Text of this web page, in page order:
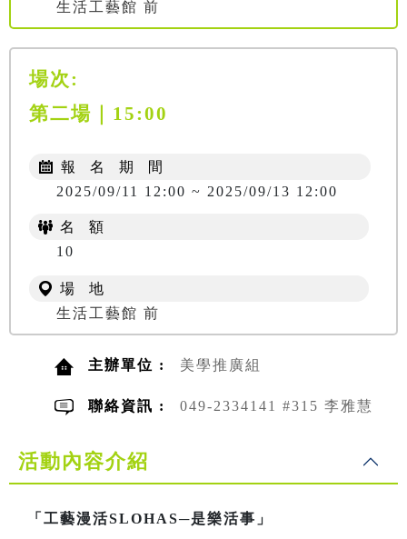
生活工藝館 前
場次:
第二場｜15:00
報 名 期 間
2025/09/11 12:00 ~ 2025/09/13 12:00
名 額
10
場 地
生活工藝館 前
主辦單位 : 美學推廣組
聯絡資訊 : 049-2334141 #315 李雅慧
活動內容介紹
「工藝漫活SLOHAS─是樂活事」